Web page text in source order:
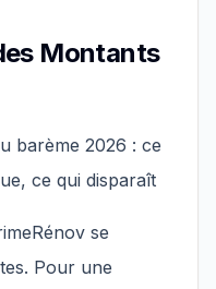
Montants
barème 2026 : ce
ce qui disparaît
se
Pour une